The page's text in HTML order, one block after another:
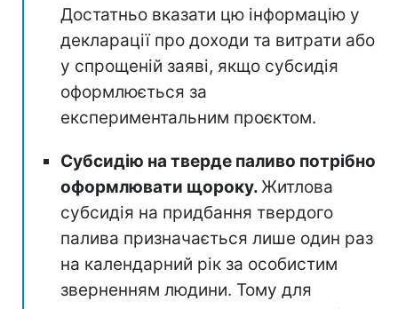
Достатньо вказати цю інформацію у
декларації про доходи та витрати або
у спрощеній заяві, якщо субсидія
оформлюється за
експериментальним проєктом.
Субсидію на тверде паливо потрібно
оформлювати щороку. Житлова
субсидія на придбання твердого
палива призначається лише один раз
на календарний рік за особистим
зверненням людини. Тому для